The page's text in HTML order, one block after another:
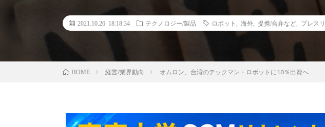
2021.10.26 18:18:34 テクノロジー/製品 ロボット 海外 提携/合弁など プレス
HOME 経営/業界動向 オムロン、台湾のテックマン・ロボットに10％出資へ